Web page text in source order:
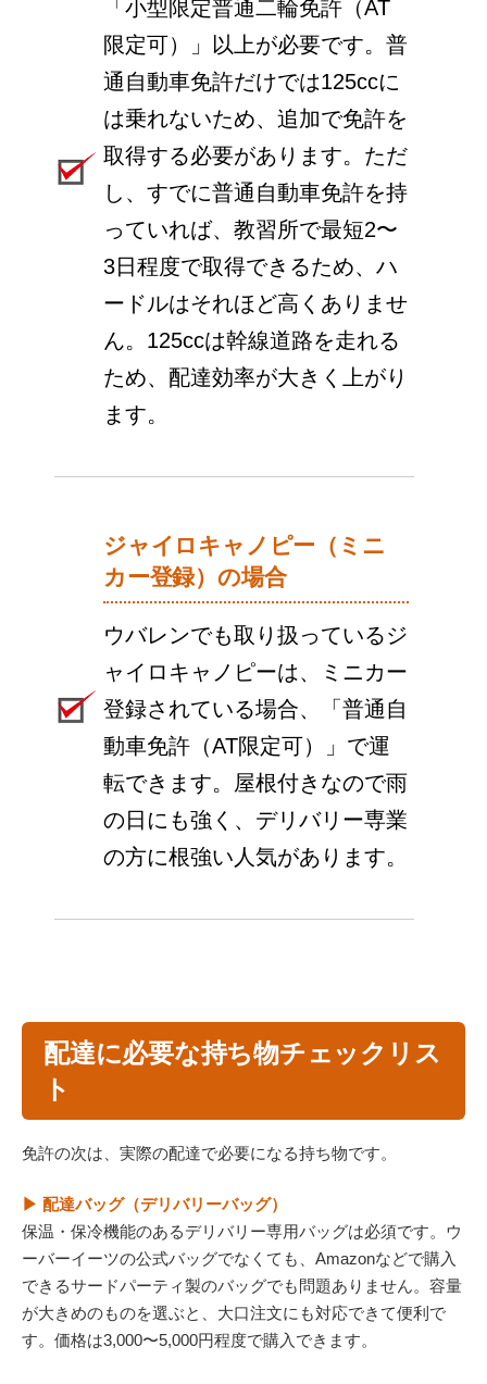
「小型限定普通二輪免許（AT
限定可）」以上が必要です。普
通自動車免許だけでは125ccに
は乗れないため、追加で免許を
取得する必要があります。ただ
し、すでに普通自動車免許を持
っていれば、教習所で最短2〜
3日程度で取得できるため、ハ
ードルはそれほど高くありませ
ん。125ccは幹線道路を走れる
ため、配達効率が大きく上がり
ます。
ジャイロキャノピー（ミニ
カー登録）の場合
ウバレンでも取り扱っているジ
ャイロキャノピーは、ミニカー
登録されている場合、「普通自
動車免許（AT限定可）」で運
転できます。屋根付きなので雨
の日にも強く、デリバリー専業
の方に根強い人気があります。
配達に必要な持ち物チェックリス
ト
免許の次は、実際の配達で必要になる持ち物です。
▶ 配達バッグ（デリバリーバッグ）
保温・保冷機能のあるデリバリー専用バッグは必須です。ウ
ーバーイーツの公式バッグでなくても、Amazonなどで購入
できるサードパーティ製のバッグでも問題ありません。容量
が大きめのものを選ぶと、大口注文にも対応できて便利で
す。価格は3,000〜5,000円程度で購入できます。